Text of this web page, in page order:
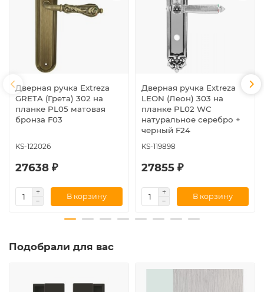
Дверная ручка Extreza
GRETA (Грета) 302 на
планке PL05 матовая
бронза F03
KS-122026
27638 ₽
В корзину
Дверная ручка Extreza
LEON (Леон) 303 на
планке PL02 WC
натуральное серебро +
черный F24
KS-119898
27855 ₽
В корзину
Подобрали для вас